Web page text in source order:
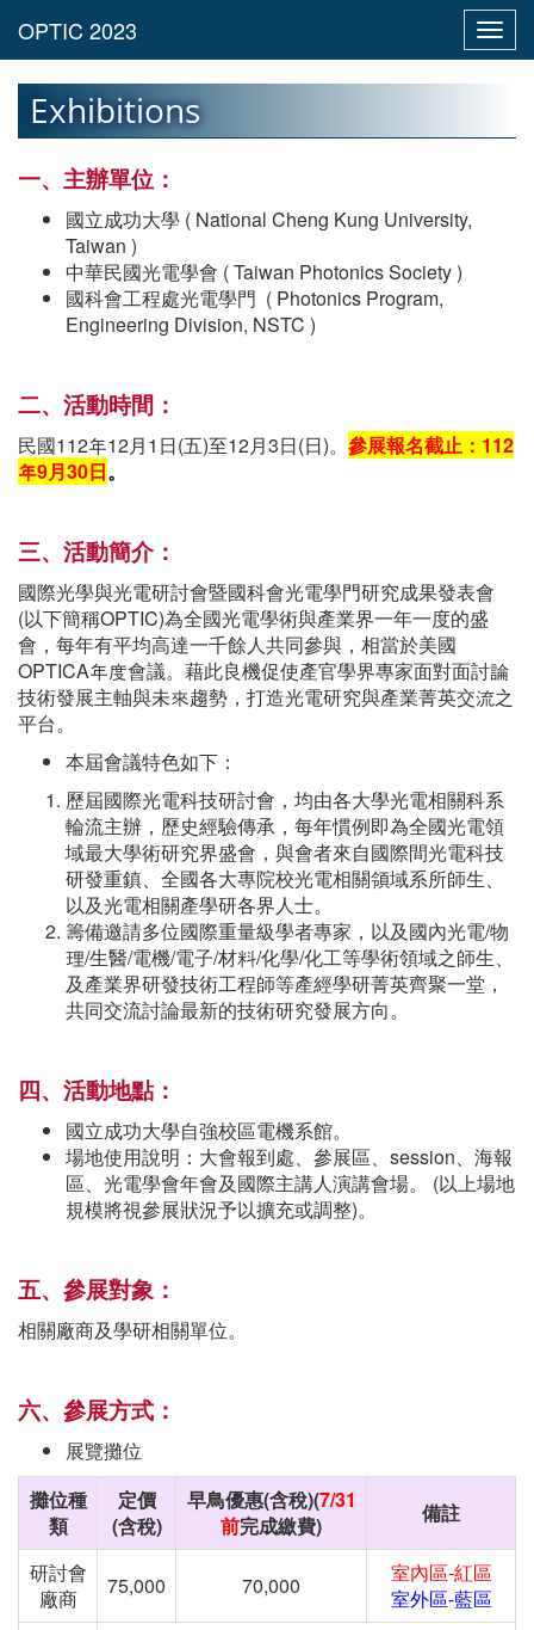
Exhibitions
一、主辦單位：
國立成功大學 ( National Cheng Kung University,
Taiwan )
中華民國光電學會 ( Taiwan Photonics Society )
國科會工程處光電學門 ( Photonics Program,
Engineering Division, NSTC )
二、活動時間：
民國112年12月1日(五)至12月3日(日)。 參展報名截止：112
年9月30日。
三、活動簡介：
國際光學與光電研討會暨國科會光電學門研究成果發表會
(以下簡稱OPTIC)為全國光電學術與產業界一年一度的盛
會，每年有平均高達一千餘人共同參與，相當於美國
OPTICA年度會議。藉此良機促使產官學界專家面對面討論
技術發展主軸與未來趨勢，打造光電研究與產業菁英交流之
平台。
本屆會議特色如下：
歷屆國際光電科技研討會，均由各大學光電相關科系
輪流主辦，歷史經驗傳承，每年慣例即為全國光電領
域最大學術研究界盛會，與會者來自國際間光電科技
研發重鎮、全國各大專院校光電相關領域系所師生、
以及光電相關產學研各界人士。
籌備邀請多位國際重量級學者專家，以及國內光電/物
理/生醫/電機/電子/材料/化學/化工等學術領域之師生、
及產業界研發技術工程師等產經學研菁英齊聚一堂，
共同交流討論最新的技術研究發展方向。
四、活動地點：
國立成功大學自強校區電機系館。
場地使用說明：大會報到處、參展區、session、海報
區、光電學會年會及國際主講人演講會場。 (以上場地
規模將視參展狀況予以擴充或調整)。
五、參展對象：
相關廠商及學研相關單位。
六、參展方式：
展覽攤位
攤位種
類
定價
(含稅)
早鳥優惠(含稅)(7/31
前完成繳費) 備註
研討會
廠商
75,000 70,000
室內區-紅區
室外區-藍區